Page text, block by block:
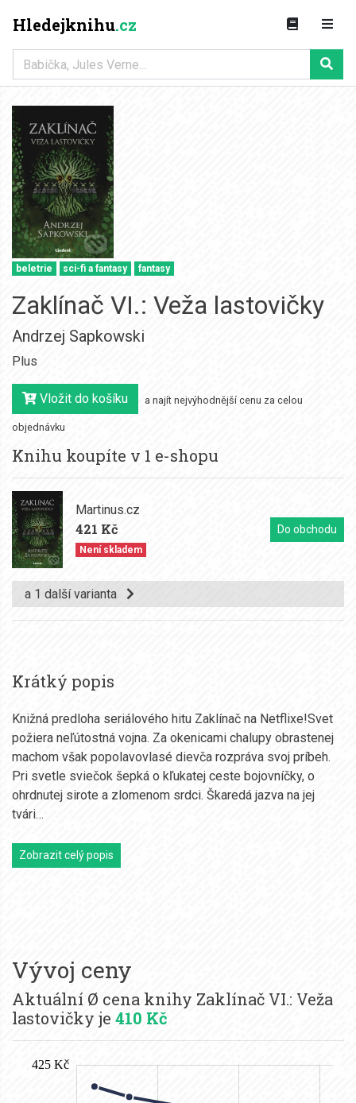
Hledejknihu.cz
beletrie sci-fi a fantasy fantasy
Zaklínač VI.: Veža lastovičky
Andrzej Sapkowski
Plus
Vložit do košíku a najít nejvýhodnější cenu za celou
objednávku
Knihu koupíte v 1 e-shopu
Martinus.cz
421 Kč
Není skladem
Do obchodu
a 1 další varianta
Krátký popis
Knižná predloha seriálového hitu Zaklínač na Netflixe!Svet
požiera neľútostná vojna. Za okenicami chalupy obrastenej
machom však popolavovlasé dievča rozpráva svoj príbeh.
Pri svetle sviečok šepká o kľukatej ceste bojovníčky, o
ohrdnutej sirote a zlomenom srdci. Škaredá jazva na jej
tvári…
Zobrazit celý popis
Vývoj ceny
Aktuální Ø cena knihy Zaklínač VI.: Veža
lastovičky je 410 Kč